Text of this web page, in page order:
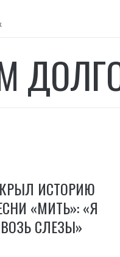
ИСТОРИЮ
«МИТЬ»: «Я
СЛЕЗЫ»